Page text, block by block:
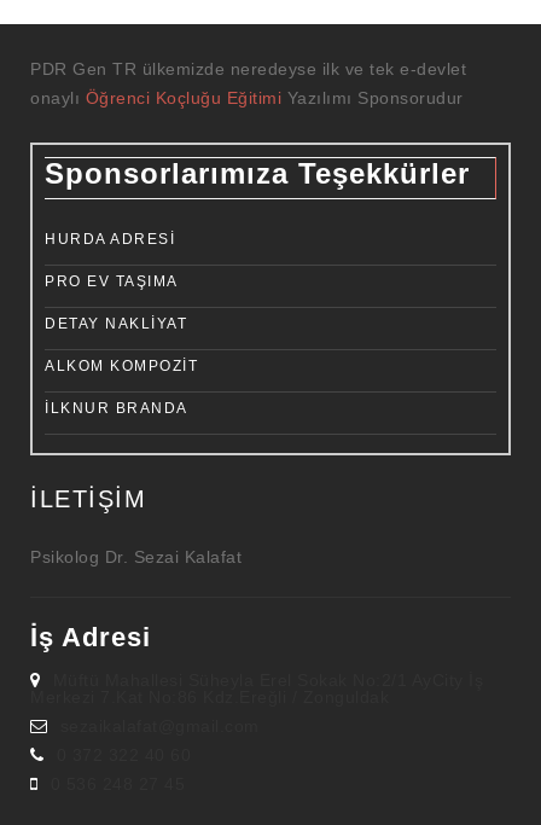
PDR Gen TR ülkemizde neredeyse ilk ve tek e-devlet
onaylı Öğrenci Koçluğu Eğitimi Yazılımı Sponsorudur
Sponsorlarımıza Teşekkürler
HURDA ADRESI
PRO EV TAŞIMA
DETAY NAKLIYAT
ALKOM KOMPOZIT
İLKNUR BRANDA
İLETIŞIM
Psikolog Dr. Sezai Kalafat
İş Adresi